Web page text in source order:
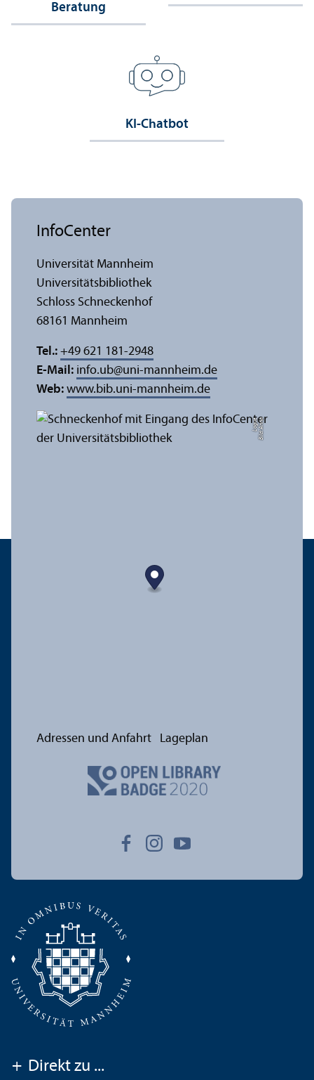
Beratung
KI-Chatbot
Bil
d:
A
n
n
a
L
o
g
u
e
InfoCenter
Universität Mannheim
Universitäts­bibliothek
Schloss Schneckenhof
68161 Mannheim
Tel.: +49 621 181-2948
E-Mail: info.ub@uni-mannheim.de
Web: www.bib.uni-mannheim.de
Adressen und Anfahrt Lageplan
+ Direkt zu ...